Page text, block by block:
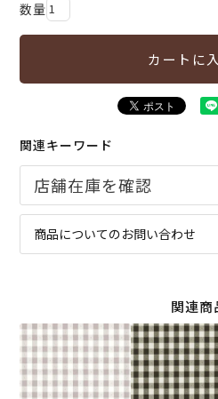
カートに
関連キーワード
商品についてのお問い合わせ
関連商